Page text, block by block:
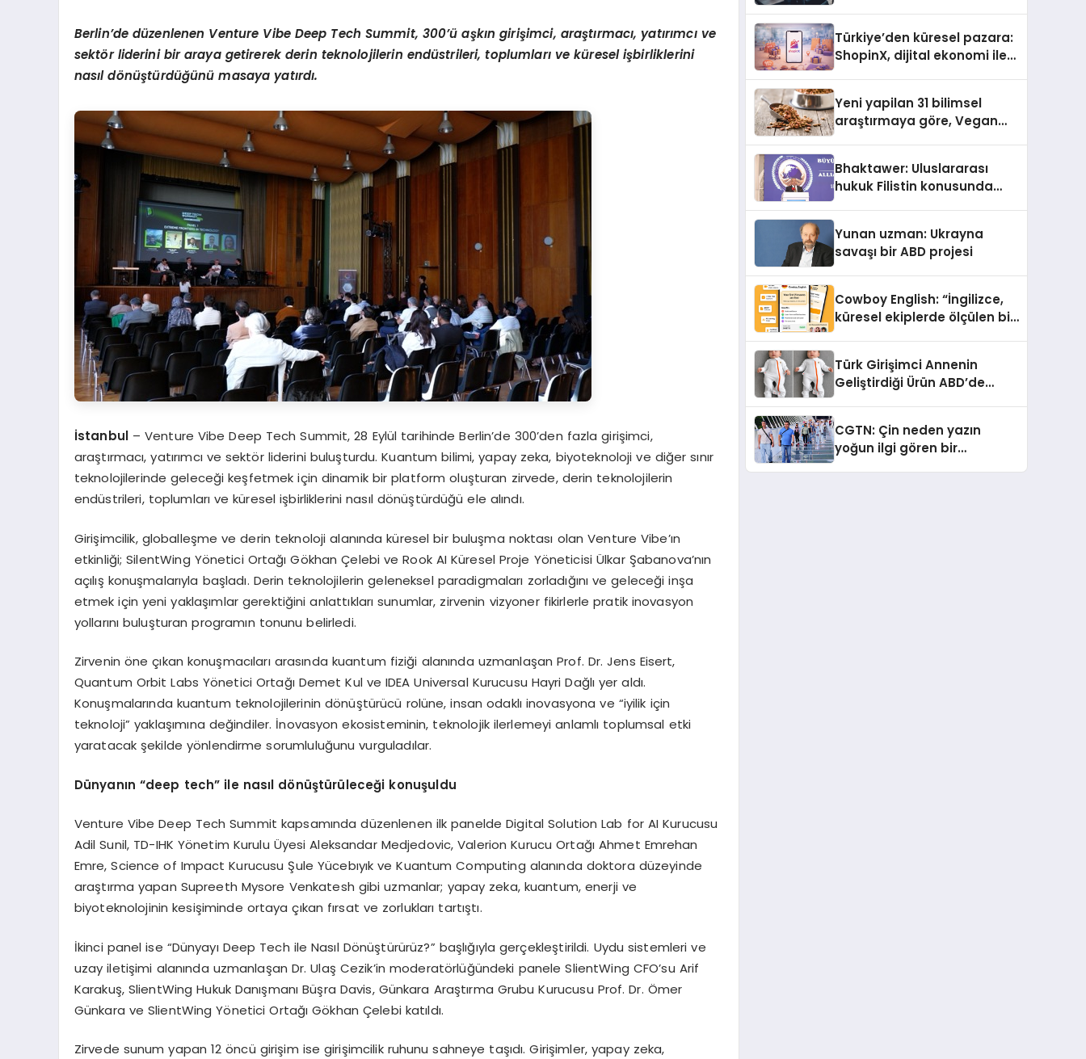
Berlin’de düzenlenen Venture Vibe Deep Tech Summit, 300’üaşkın girişimci, araştırmacı, yatırımcı ve
sektör liderini bir araya getirerek derin teknolojilerin endüstrileri, toplumları ve küresel işbirliklerini
nasıl dönüştürdüğünümasaya yatırdı.
İstanbul – Venture Vibe Deep Tech Summit, 28 Eylül tarihinde Berlin’de 300’den fazla girişimci,
araştırmacı, yatırımcı ve sektör liderini buluşturdu. Kuantum bilimi, yapay zeka, biyoteknoloji ve diğer sınır
teknolojilerinde geleceği keşfetmek için dinamik bir platform oluşturan zirvede, derin teknolojilerin
endüstrileri, toplumları ve küresel işbirliklerini nasıl dönüştürdüğü ele alındı.
Girişimcilik, globalleşme ve derin teknoloji alanında küresel bir buluşma noktası olan Venture Vibe’ın
etkinliği; SilentWing Yönetici Ortağı Gökhan Çelebi ve Rook AI Küresel Proje Yöneticisi Ülkar Şabanova’nın
açılış konuşmalarıyla başladı. Derin teknolojilerin geleneksel paradigmaları zorladığını ve geleceği inşa
etmek için yeni yaklaşımlar gerektiğini anlattıkları sunumlar, zirvenin vizyoner fikirlerle pratik inovasyon
yollarını buluşturan programın tonunu belirledi.
Zirvenin öne çıkan konuşmacıları arasında kuantum fiziği alanında uzmanlaşan Prof. Dr. Jens Eisert,
Quantum Orbit Labs Yönetici Ortağı Demet Kul ve IDEA Universal Kurucusu Hayri Dağlı yer aldı.
Konuşmalarında kuantum teknolojilerinin dönüştürücü rolüne, insan odaklı inovasyona ve “iyilik için
teknoloji” yaklaşımına değindiler. İnovasyon ekosisteminin, teknolojik ilerlemeyi anlamlı toplumsal etki
yaratacak şekilde yönlendirme sorumluluğunu vurguladılar.
Dünyanın “deep tech” ile nasıl dönüştürüleceği konuşuldu
Venture Vibe Deep Tech Summit kapsamında düzenlenen ilk panelde Digital Solution Lab for AI Kurucusu
Adil Sunil, TD-IHK Yönetim Kurulu Üyesi Aleksandar Medjedovic, Valerion Kurucu Ortağı Ahmet Emrehan
Emre, Science of Impact Kurucusu Şule Yücebıyık ve Kuantum Computing alanında doktora düzeyinde
araştırma yapan Supreeth Mysore Venkatesh gibi uzmanlar; yapay zeka, kuantum, enerji ve
biyoteknolojinin kesişiminde ortaya çıkan fırsat ve zorlukları tartıştı.
İkinci panel ise “Dünyayı Deep Tech ile Nasıl Dönüştürürüz?” başlığıyla gerçekleştirildi. Uydu sistemleri ve
uzay iletişimi alanında uzmanlaşan Dr. Ulaş Cezik’in moderatörlüğündeki panele SlientWing CFO’su Arif
Karakuş, SlientWing Hukuk Danışmanı Büşra Davis, Günkara Araştırma Grubu Kurucusu Prof. Dr. Ömer
Günkara ve SlientWing Yönetici Ortağı Gökhan Çelebi katıldı.
Zirvede sunum yapan 12 öncü girişim ise girişimcilik ruhunu sahneye taşıdı. Girişimler, yapay zeka,
Türkiye’den küresel pazara:
ShopinX, dijital ekonomi ile
Yeni yapilan 31 bilimsel
araştırmaya göre, Vegan
Sindirildiğini Ortaya Koydu
Bhaktawer: Uluslararası
hukuk Filistin konusunda
Yunan uzman: Ukrayna
savaşı bir ABD projesi
Cowboy English: “İngilizce,
küresel ekiplerde ölçülen bir
Türk Girişimci Annenin
Geliştirdiği Ürün ABD’de
Açısı Getiriyor.
CGTN: Çin neden yazın
yoğun ilgi gören bir